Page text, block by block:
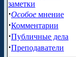
заметки
·Особое мнение
·Комментарии
·Публичные дела
·Преподаватели